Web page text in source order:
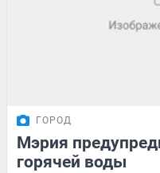
ГОРОД
Мэрия
горячей воды